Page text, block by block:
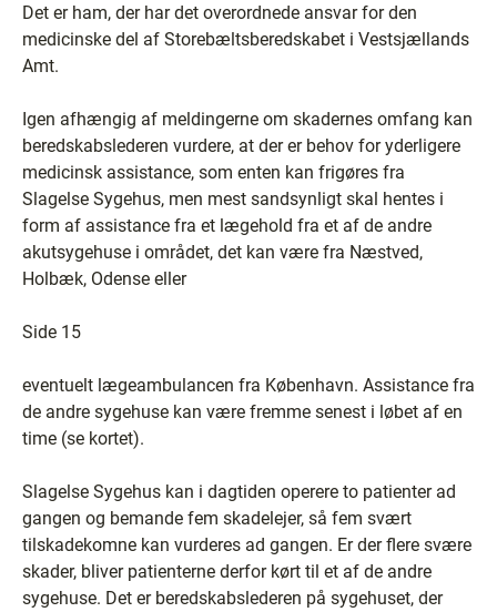
Det er ham, der har det overordnede ansvar for den
medicinske del af Storebæltsberedskabet i Vestsjællands
Amt.
Igen afhængig af meldingerne om skadernes omfang kan
beredskabslederen vurdere, at der er behov for yderligere
medicinsk assistance, som enten kan frigøres fra
Slagelse Sygehus, men mest sandsynligt skal hentes i
form af assistance fra et lægehold fra et af de andre
akutsygehuse i området, det kan være fra Næstved,
Holbæk, Odense eller
Side 15
eventuelt lægeambulancen fra København. Assistance fra
de andre sygehuse kan være fremme senest i løbet af en
time (se kortet).
Slagelse Sygehus kan i dagtiden operere to patienter ad
gangen og bemande fem skadelejer, så fem svært
tilskadekomne kan vurderes ad gangen. Er der flere svære
skader, bliver patienterne derfor kørt til et af de andre
sygehuse. Det er beredskabslederen på sygehuset, der